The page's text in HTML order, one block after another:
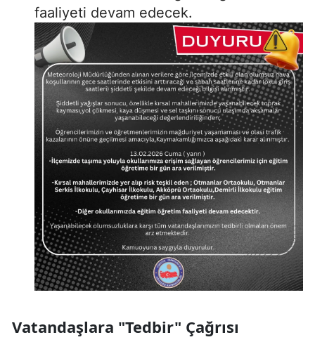
faaliyeti devam edecek.
Vatandaşlara "Tedbir" Çağrısı